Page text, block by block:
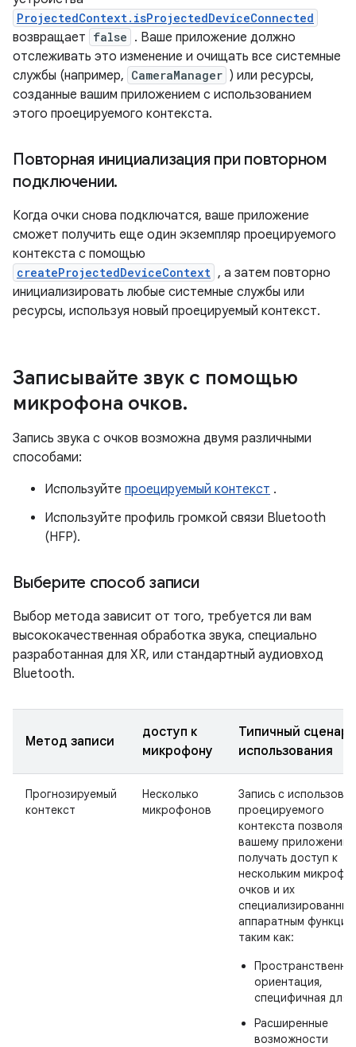
ProjectedContext.isProjectedDeviceConnected
возвращает false . Ваше приложение должно
отслеживать это изменение и очищать все системные
службы (например, CameraManager ) или ресурсы,
созданные вашим приложением с использованием
этого проецируемого контекста.
Повторная инициализация при повторном
подключении.
Когда очки снова подключатся, ваше приложение
сможет получить еще один экземпляр проецируемого
контекста с помощью
createProjectedDeviceContext , а затем повторно
инициализировать любые системные службы или
ресурсы, используя новый проецируемый контекст.
Записывайте звук с помощью
микрофона очков.
Запись звука с очков возможна двумя различными
способами:
Используйте проецируемый контекст .
Используйте профиль громкой связи Bluetooth
(HFP).
Выберите способ записи
Выбор метода зависит от того, требуется ли вам
высококачественная обработка звука, специально
разработанная для XR, или стандартный аудиовход
Bluetooth.
Метод записи
доступ к
микрофону
Типичный
использования
Прогнозируемый
контекст
Несколько
микрофонов
Запись с
проецируемого
контекста позволяет
вашему приложению
получать доступ к
нескольким
очков и их
специализированным
аппаратным
таким как:
ориентация,
специфичная для
Расширенные
возможности